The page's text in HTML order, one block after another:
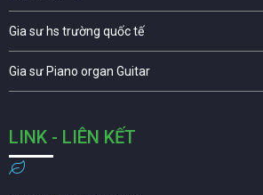
Gia sư hs trường quốc tế
Gia sư Piano organ Guitar
LINK - LIÊN KẾT